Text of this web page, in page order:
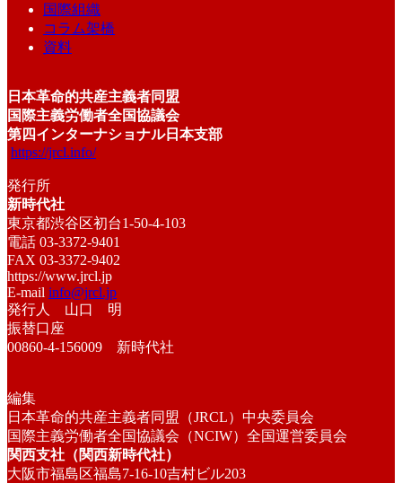
国際組織
コラム架橋
資料
日本革命的共産主義者同盟
国際主義労働者全国協議会
第四インターナショナル日本支部
https://jrcl.info/
発行所
新時代社
東京都渋谷区初台1-50-4-103
電話 03-3372-9401
FAX 03-3372-9402
https://www.jrcl.jp
E-mail info@jrcl.jp
発行人 山口 明
振替口座
00860-4-156009 新時代社
編集
日本革命的共産主義者同盟（JRCL）中央委員会
国際主義労働者全国協議会（NCIW）全国運営委員会
関西支社（関西新時代社）
大阪市福島区福島7-16-10吉村ビル203